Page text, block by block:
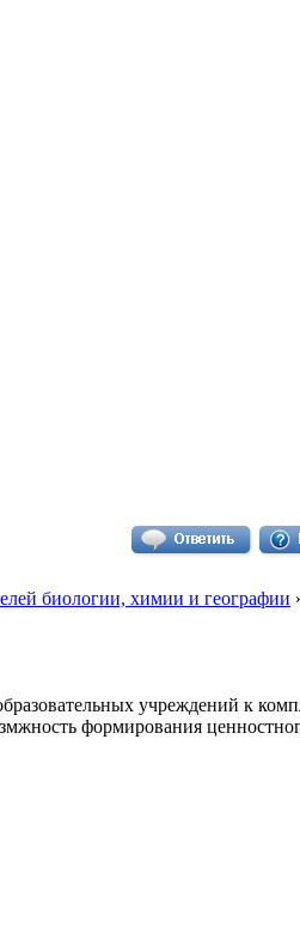
биологии, химии и географии
учреждений к
формирования